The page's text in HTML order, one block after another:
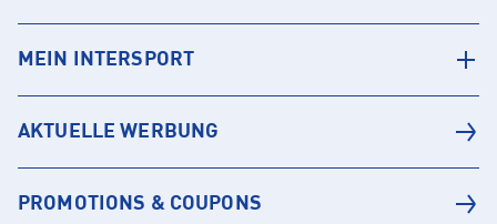
MEIN INTERSPORT
AKTUELLE WERBUNG
PROMOTIONS & COUPONS